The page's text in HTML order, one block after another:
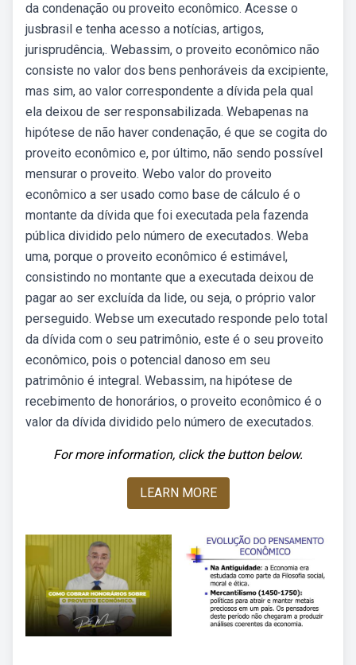
da condenação ou proveito econômico. Acesse o
jusbrasil e tenha acesso a notícias, artigos,
jurisprudência,. Webassim, o proveito econômico não
consiste no valor dos bens penhoráveis da excipiente,
mas sim, ao valor correspondente a dívida pela qual
ela deixou de ser responsabilizada. Webapenas na
hipótese de não haver condenação, é que se cogita do
proveito econômico e, por último, não sendo possível
mensurar o proveito. Webo valor do proveito
econômico a ser usado como base de cálculo é o
montante da dívida que foi executada pela fazenda
pública dividido pelo número de executados. Weba
uma, porque o proveito econômico é estimável,
consistindo no montante que a executada deixou de
pagar ao ser excluída da lide, ou seja, o próprio valor
perseguido. Webse um executado responde pelo total
da dívida com o seu patrimônio, este é o seu proveito
econômico, pois o potencial danoso em seu
patrimônio é integral. Webassim, na hipótese de
recebimento de honorários, o proveito econômico é o
valor da dívida dividido pelo número de executados.
For more information, click the button below.
LEARN MORE